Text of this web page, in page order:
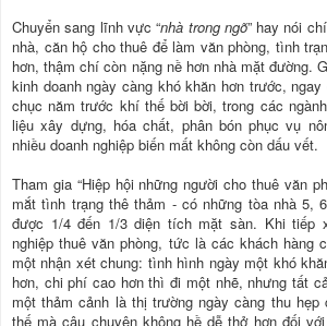
Chuyển sang lĩnh vực “nhà trong ngõ” hay nói
nhà, căn hộ cho thuê để làm văn phòng, tình
hơn, thậm chí còn nặng nề hơn nhà mặt đường.
kinh doanh ngày càng khó khăn hơn trước,
chục năm trước khí thế bời bời, trong các
liệu xây dựng, hóa chất, phân bón phục vụ
nhiều doanh nghiệp biến mất không còn dấu vết.
Tham gia “Hiệp hội những người cho thuê văn
mắt tình trạng thê thảm - có những tòa nhà 5,
được 1/4 đến 1/3 diện tích mặt sàn. Khi tiếp
nghiệp thuê văn phòng, tức là các khách hàng
một nhận xét chung: tình hình ngày một khó
hơn, chi phí cao hơn thì đi một nhẽ, nhưng tất
một thảm cảnh là thị trường ngày càng thu
thế mà câu chuyện không hề dễ thở hơn đối